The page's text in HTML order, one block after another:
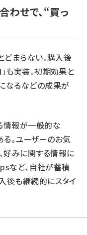
わせで、“買っ
まらない。購入後
も実装。初期効果と
なるなどの成果が
情報が一般的な
。ユーザーのお気
好みに関する情報に
など、自社が蓄積
後も継続的にスタイ